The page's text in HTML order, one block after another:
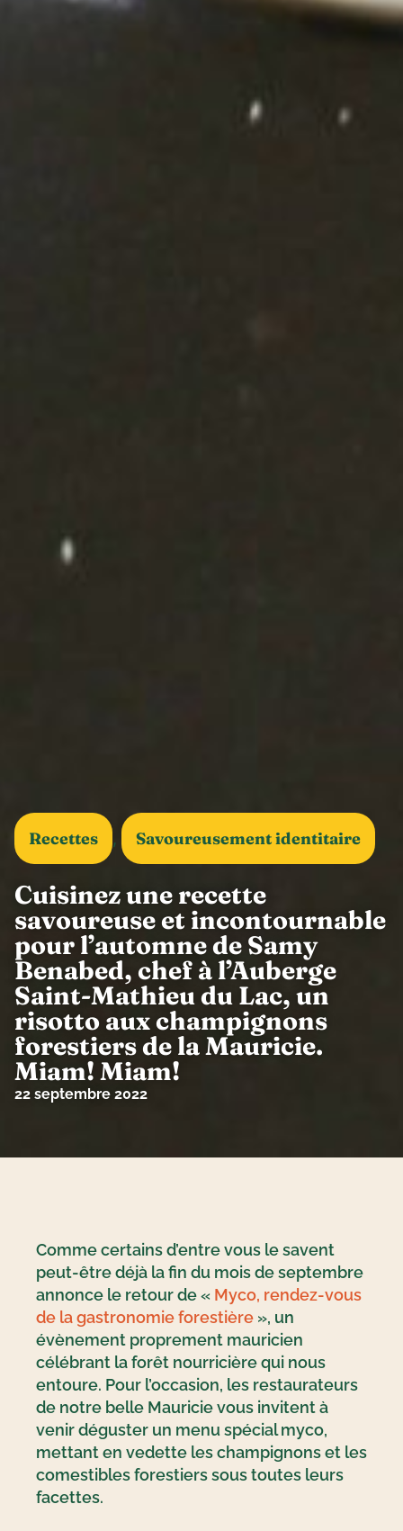
Recettes , Savoureusement identitaire
Cuisinez une recette
savoureuse et incontournable
pour l’automne de Samy
Benabed, chef à l’Auberge
Saint-Mathieu du Lac, un
risotto aux champignons
forestiers de la Mauricie.
Miam! Miam!
22 septembre 2022
Comme certains d’entre vous le savent
peut-être déjà la fin du mois de septembre
annonce le retour de « Myco, rendez-vous
de la gastronomie forestière », un
évènement proprement mauricien
célébrant la forêt nourricière qui nous
entoure. Pour l’occasion, les restaurateurs
de notre belle Mauricie vous invitent à
venir déguster un menu spécial myco,
mettant en vedette les champignons et les
comestibles forestiers sous toutes leurs
facettes.